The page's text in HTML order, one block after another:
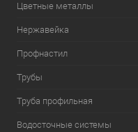
Цветные металлы
Нержавейка
Профнастил
Трубы
Труба профильная
Водосточные системы